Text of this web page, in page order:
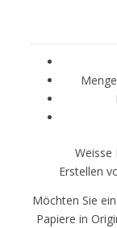
Weisse
Erstellen
Möchten Sie
Papiere in